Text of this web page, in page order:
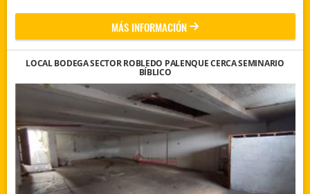
MÁS INFORMACIÓN
LOCAL BODEGA SECTOR ROBLEDO PALENQUE CERCA SEMINARIO
BÍBLICO